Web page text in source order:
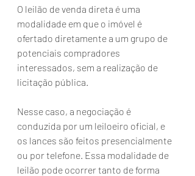
O leilão de venda direta é uma
modalidade em que o imóvel é
ofertado diretamente a um grupo de
potenciais compradores
interessados, sem a realização de
licitação pública.
Nesse caso, a negociação é
conduzida por um leiloeiro oficial, e
os lances são feitos presencialmente
ou por telefone. Essa modalidade de
leilão pode ocorrer tanto de forma